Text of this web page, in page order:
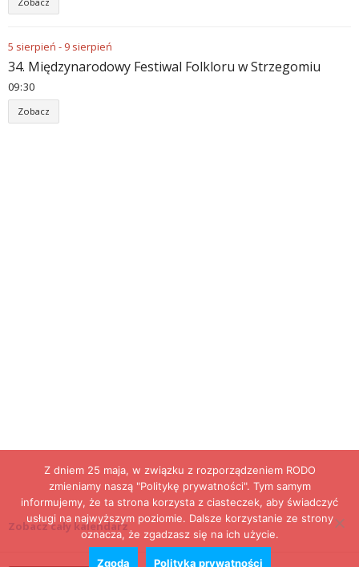
5 sierpień - 9 sierpień
34. Międzynarodowy Festiwal Folkloru w Strzegomiu
09:30
Zobacz
Zobacz cały kalendarz
Z dniem 25 maja, w związku z rozporządzeniem RODO
zmieniamy naszą "Politykę prywatności". Tym samym
informujemy, że ta strona korzysta z ciasteczek, aby świadczyć
usługi na najwyższym poziomie. Dalsze korzystanie ze strony
oznacza, że zgadzasz się na ich użycie.
Zgoda Polityka prywatności